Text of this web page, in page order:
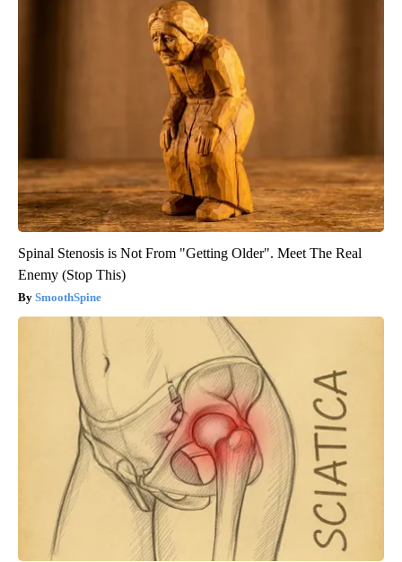
Spinal Stenosis is Not From "Getting Older". Meet The Real
Enemy (Stop This)
SmoothSpine